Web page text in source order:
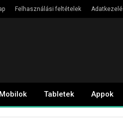
Felhasználási feltételek
Mobilok Tabletek Appok